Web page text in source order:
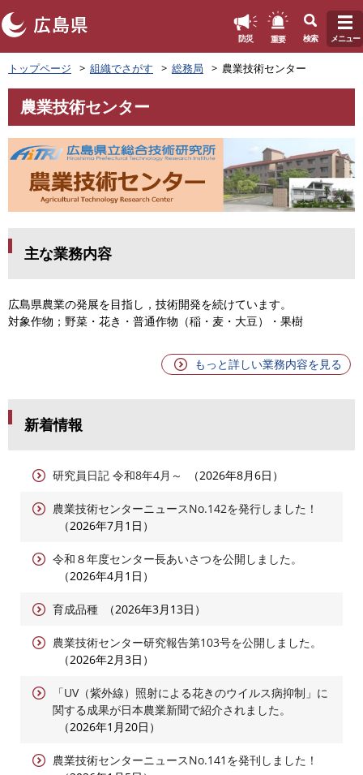
ペ
ー
ジ
先
頭
で
防災 重要 検索 メニュー
トップページ 組織でさがす 総務局 農業技術センター
文
農業技術センター
主な業務内容
広島県農業の発展を目指し，技術開発を続けています。
対象作物；野菜・花き・普通作物（稲・麦・大豆）・果樹
もっと詳しい業務内容を見る
新着情報
研究員日記 令和8年4月～ 2026年8月6日
農業技術センターニュースNo.142を発行しました！
2026年7月1日
令和８年度センター長あいさつを公開しました。
2026年4月1日
育成品種 2026年3月13日
農業技術センター研究報告第103号を公開しました。
2026年2月3日
「UV（紫外線）照射による花きのウイルス病抑制」に
関する成果が日本農業新聞で紹介されました。
2026年1月20日
農業技術センターニュースNo.141を発刊しました！